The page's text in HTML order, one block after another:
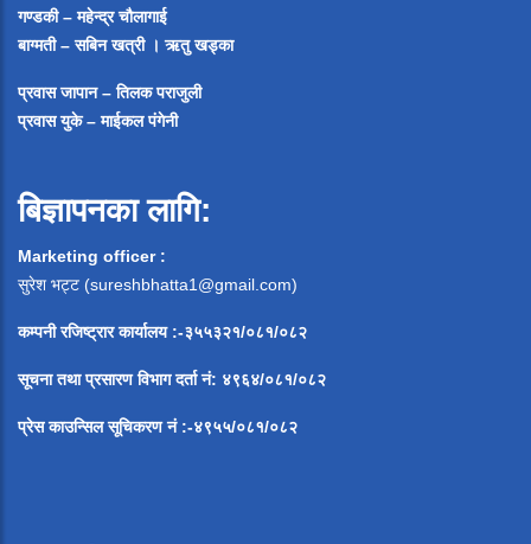
गण्डकी – महेन्द्र चौलागाई
बाग्मती – सबिन खत्री ।ऋतु खड्का
प्रवास जापान – तिलक पराजुली
प्रवास युके – माईकल पंगेनी
बिज्ञापनका लागि:
Marketing officer :
सुरेश भट्ट (sureshbhatta1@gmail.com)
कम्पनी रजिष्ट्रार कार्यालय :-३५५३२१/०८१/०८२
सूचना तथा प्रसारण विभाग दर्ता नं: ४९६४/०८१/०८२
प्रेस काउन्सिल सूचिकरण नं:-४९५५/०८१/०८२